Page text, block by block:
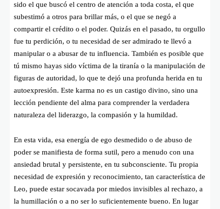
sido el que buscó el centro de atención a toda costa, el que
subestimó a otros para brillar más, o el que se negó a
compartir el crédito o el poder. Quizás en el pasado, tu orgullo
fue tu perdición, o tu necesidad de ser admirado te llevó a
manipular o a abusar de tu influencia. También es posible que
tú mismo hayas sido víctima de la tiranía o la manipulación de
figuras de autoridad, lo que te dejó una profunda herida en tu
autoexpresión. Este karma no es un castigo divino, sino una
lección pendiente del alma para comprender la verdadera
naturaleza del liderazgo, la compasión y la humildad.
En esta vida, esa energía de ego desmedido o de abuso de
poder se manifiesta de forma sutil, pero a menudo con una
ansiedad brutal y persistente, en tu subconsciente. Tu propia
necesidad de expresión y reconocimiento, tan característica de
Leo, puede estar socavada por miedos invisibles al rechazo, a
la humillación o a no ser lo suficientemente bueno. En lugar